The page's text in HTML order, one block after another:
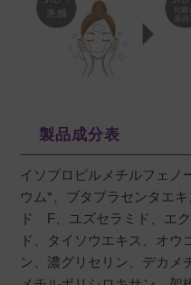
製品成分表
イソプロピルメチルフェノ
ウム*、ブタプラセンタエ
ド F、ユズセラミド、エ
ド、タイソウエキス、オ
ン、濃グリセリン、デカメ